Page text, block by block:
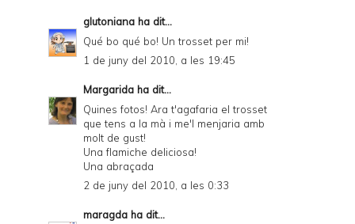
glutoniana ha dit...
Qué bo qué bo! Un trosset per mi!
1 de juny del 2010, a les 19:45
Margarida ha dit...
Quines fotos! Ara t'agafaria el trosset
que tens a la mà i me'l menjaria amb
molt de gust!
Una flamiche deliciosa!
Una abraçada
2 de juny del 2010, a les 0:33
maragda ha dit...